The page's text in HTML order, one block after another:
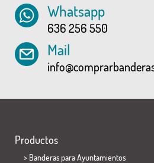
Whatsapp
636 256 550
Mail
Productos
> Banderas para Ayuntamientos